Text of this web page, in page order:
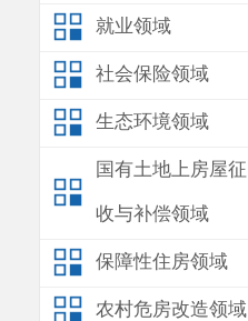
就业领域
社会保险领域
生态环境领域
国有土地上房屋征
收与补偿领域
保障性住房领域
农村危房改造领域